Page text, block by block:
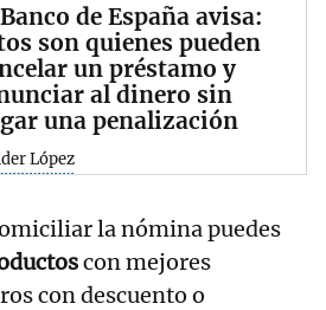
de España avisa:
son quienes pueden
un préstamo y
al dinero sin
una penalización
López
la nómina puedes
con mejores
con descuento o